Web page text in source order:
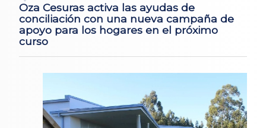
Oza Cesuras activa las ayudas de
conciliación con una nueva campaña de
apoyo para los hogares en el próximo
curso